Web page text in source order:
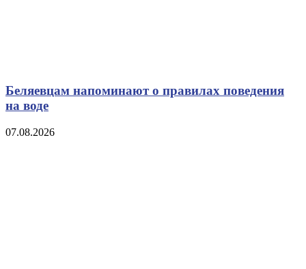
Беляевцам напоминают о правилах поведения
на воде
07.08.2026